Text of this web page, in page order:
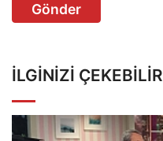
Gönder
İLGINIZI ÇEKEBILIR